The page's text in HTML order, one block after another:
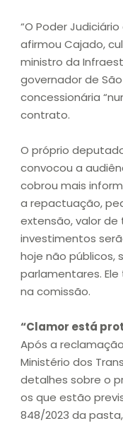
“O Poder
afirmou Cajado,
ministro da
governador de
concessionária
contrato.
O próprio
convocou a
cobrou mais
a repactuação,
extensão, valor de
investimentos
hoje não públicos,
parlamentares.
na comissão.
“Clamor está
Após a
Ministério dos
detalhes sobre o
os que estão
848/2023 da